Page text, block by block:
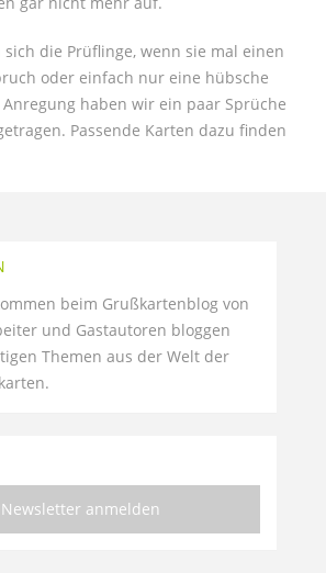
die Prüflinge, wenn sie mal einen
oder einfach nur eine hübsche
haben wir ein paar Sprüche
Passende Karten dazu finden
beim Grußkartenblog von
und Gastautoren bloggen
Themen aus der Welt der
Newsletter anmelden